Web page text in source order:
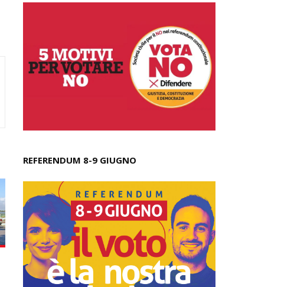
REFERENDUM 8-9 GIUGNO